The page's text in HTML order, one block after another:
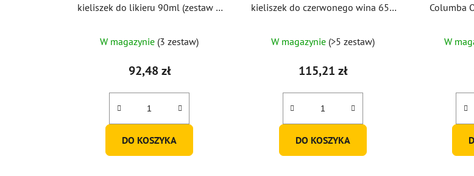
kieliszek do likieru 90ml (zestaw 6
W magazynie (3 zestaw)
92,48 zł
DO KOSZYKA
kieliszek do czerwonego wina 650
W magazynie (>5 zestaw)
115,21 zł
DO KOSZYKA
Columba
W